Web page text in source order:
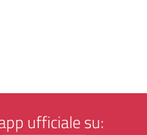
ufficiale su: